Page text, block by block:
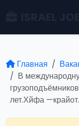
Главная
В
лет.Хйфа